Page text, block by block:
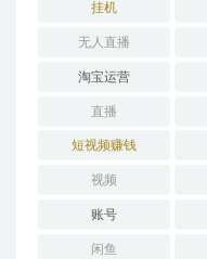
挂机
无人直播
淘宝运营
直播
短视频赚钱
视频
账号
闲鱼